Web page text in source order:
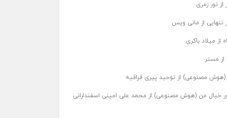
تور زمری
تنهایی از مانی ویس
از میلاد باکری
از مستر
(هوش مصنوعی) از توحید پیری قراقیه
خیال من (هوش مصنوعی) از محمد علی امینی اسفندارانی